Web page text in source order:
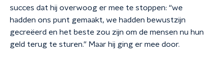
succes dat hij overwoog er mee te stoppen: “we
hadden ons punt gemaakt, we hadden bewustzijn
gecreëerd en het beste zou zijn om de mensen nu hun
geld terug te sturen.” Maar hij ging er mee door.